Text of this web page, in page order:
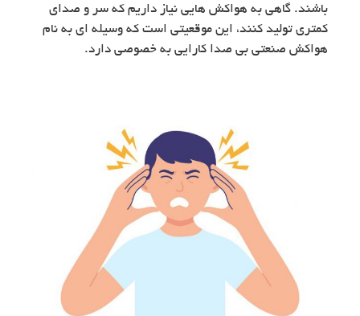
باشند. گاهی به هواکش هایی نیاز داریم که سر و صدای
کمتری تولید کنند، این موقعیتی است که وسیله ای به نام
هواکش صنعتی بی صدا کارایی به خصوصی دارد.